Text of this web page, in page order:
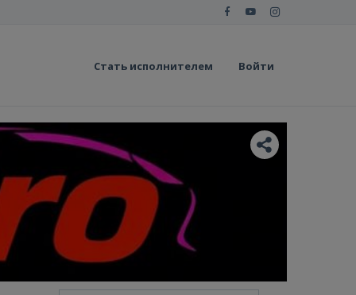
Стать исполнителем Войти